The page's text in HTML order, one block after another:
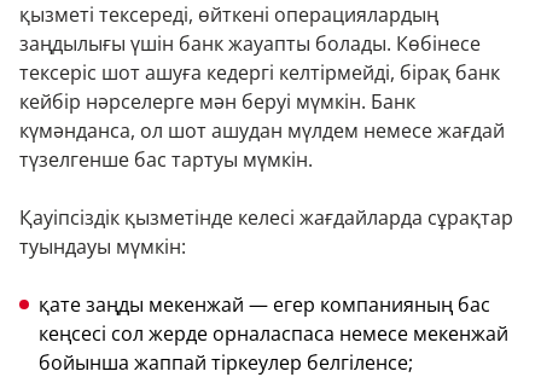
қызметі тексереді, өйткені операциялардың
заңдылығы үшін банк жауапты болады. Көбінесе
тексеріс шот ашуға кедергі келтірмейді, бірақ банк
кейбір нәрселерге мән беруі мүмкін. Банк
күмәнданса, ол шот ашудан мүлдем немесе жағдай
түзелгенше бас тартуы мүмкін.
Қауіпсіздік қызметінде келесі жағдайларда сұрақтар
туындауы мүмкін:
қате заңды мекенжай — егер компанияның бас
кеңсесі сол жерде орналаспаса немесе мекенжай
бойынша жаппай тіркеулер белгіленсе;